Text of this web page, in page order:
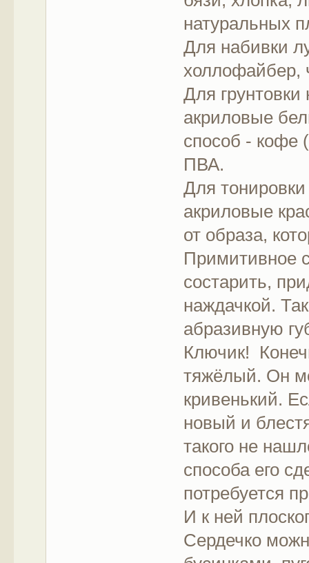
натуральных
Для набивки
холлофайбер,
Для
акриловые
способ - кофе
ПВА.
Для
акриловые
от образа,
Примитивное
состарить,
наждачкой.
абразивную
Ключик!
тяжёлый. Он
кривенький.
новый и
такого не
способа его
потребуется
И к ней
Сердечко